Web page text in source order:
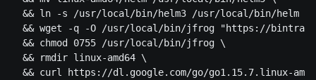
  && ln -s /usr/local/bin/helm3 /usr/local/bin/helm \
&& wget -q -O /usr/local/bin/jfrog "https://
  && chmod 0755 /usr/local/bin/jfrog \
  && rmdir linux-amd64 \
&& curl https://dl.google.com/go/go1.15.7.linux-